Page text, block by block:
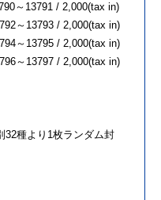
～13791 / 2,000(tax in)
～13793 / 2,000(tax in)
～13795 / 2,000(tax in)
～13797 / 2,000(tax in)
32種より1枚ランダム封